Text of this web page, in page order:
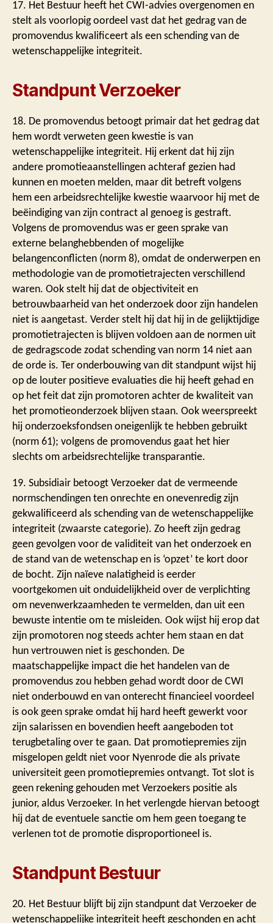
17. Het Bestuur heeft het CWI-advies overgenomen en
stelt als voorlopig oordeel vast dat het gedrag van de
promovendus kwalificeert als een schending van de
wetenschappelijke integriteit.
Standpunt Verzoeker
18. De promovendus betoogt primair dat het gedrag dat
hem wordt verweten geen kwestie is van
wetenschappelijke integriteit. Hij erkent dat hij zijn
andere promotieaanstellingen achteraf gezien had
kunnen en moeten melden, maar dit betreft volgens
hem een arbeidsrechtelijke kwestie waarvoor hij met de
beëindiging van zijn contract al genoeg is gestraft.
Volgens de promovendus was er geen sprake van
externe belanghebbenden of mogelijke
belangenconflicten (norm 8), omdat de onderwerpen en
methodologie van de promotietrajecten verschillend
waren. Ook stelt hij dat de objectiviteit en
betrouwbaarheid van het onderzoek door zijn handelen
niet is aangetast. Verder stelt hij dat hij in de gelijktijdige
promotietrajecten is blijven voldoen aan de normen uit
de gedragscode zodat schending van norm 14 niet aan
de orde is. Ter onderbouwing van dit standpunt wijst hij
op de louter positieve evaluaties die hij heeft gehad en
op het feit dat zijn promotoren achter de kwaliteit van
het promotieonderzoek blijven staan. Ook weerspreekt
hij onderzoeksfondsen oneigenlijk te hebben gebruikt
(norm 61); volgens de promovendus gaat het hier
slechts om arbeidsrechtelijke transparantie.
19. Subsidiair betoogt Verzoeker dat de vermeende
normschendingen ten onrechte en onevenredig zijn
gekwalificeerd als schending van de wetenschappelijke
integriteit (zwaarste categorie). Zo heeft zijn gedrag
geen gevolgen voor de validiteit van het onderzoek en
de stand van de wetenschap en is ‘opzet’ te kort door
de bocht. Zijn naïeve nalatigheid is eerder
voortgekomen uit onduidelijkheid over de verplichting
om nevenwerkzaamheden te vermelden, dan uit een
bewuste intentie om te misleiden. Ook wijst hij erop dat
zijn promotoren nog steeds achter hem staan en dat
hun vertrouwen niet is geschonden. De
maatschappelijke impact die het handelen van de
promovendus zou hebben gehad wordt door de CWI
niet onderbouwd en van onterecht financieel voordeel
is ook geen sprake omdat hij hard heeft gewerkt voor
zijn salarissen en bovendien heeft aangeboden tot
terugbetaling over te gaan. Dat promotiepremies zijn
misgelopen geldt niet voor Nyenrode die als private
universiteit geen promotiepremies ontvangt. Tot slot is
geen rekening gehouden met Verzoekers positie als
junior, aldus Verzoeker. In het verlengde hiervan betoogt
hij dat de eventuele sanctie om hem geen toegang te
verlenen tot de promotie disproportioneel is.
Standpunt Bestuur
20. Het Bestuur blijft bij zijn standpunt dat Verzoeker de
wetenschappelijke integriteit heeft geschonden en acht